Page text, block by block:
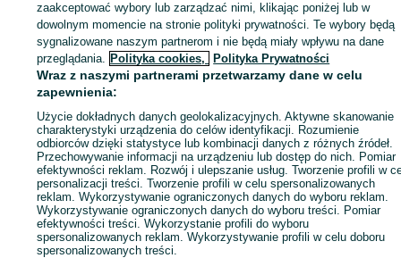
Zaloguj się / Załóż konto
zaakceptować wybory lub zarządzać nimi, klikając poniżej lub w
dowolnym momencie na stronie polityki prywatności. Te wybory będą
sygnalizowane naszym partnerom i nie będą miały wpływu na dane
przeglądania. Polityka cookies, Polityka Prywatności
Wraz z naszymi partnerami przetwarzamy dane w celu
zapewnienia:
Użycie dokładnych danych geolokalizacyjnych. Aktywne skanowanie
charakterystyki urządzenia do celów identyfikacji. Rozumienie
odbiorców dzięki statystyce lub kombinacji danych z różnych źródeł.
Przechowywanie informacji na urządzeniu lub dostęp do nich. Pomiar
efektywności reklam. Rozwój i ulepszanie usług. Tworzenie profili w
personalizacji treści. Tworzenie profili w celu spersonalizowanych
reklam. Wykorzystywanie ograniczonych danych do wyboru reklam.
Wykorzystywanie ograniczonych danych do wyboru treści. Pomiar
efektywności treści. Wykorzystanie profili do wyboru
spersonalizowanych reklam. Wykorzystywanie profili w celu doboru
spersonalizowanych treści.